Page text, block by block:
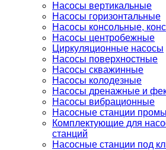
Насосы вертикальные
Насосы горизонтальные
Насосы консольные,
Насосы центробежные
Циркуляционные насосы
Насосы поверхностные
Насосы скважинные
Насосы колодезные
Насосы дренажные и
Насосы вибрационные
Насосные станции
Комплектующие для
станций
Насосные станции под